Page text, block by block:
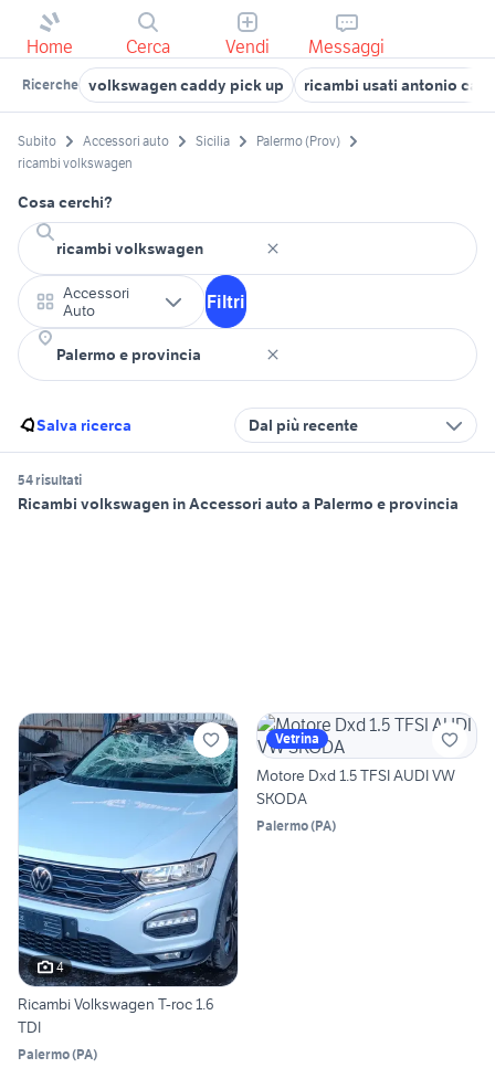
Home Cerca Vendi Messaggi
Ricerche volkswagen caddy pick up ricambi usati antonio
Subito Accessori auto Sicilia
Palermo (Prov)
ricambi volkswagen
Cosa cerchi?
Accessori
Auto
Filtri
Salva ricerca Dal più recente
54 risultati
Ricambi volkswagen in Accessori auto a Palermo e provincia
4
Ricambi Volkswagen T-roc 1.6
TDI
Palermo(PA)
Vetrina
Motore Dxd 1.5 TFSI AUDI VW
SKODA
Palermo(PA)